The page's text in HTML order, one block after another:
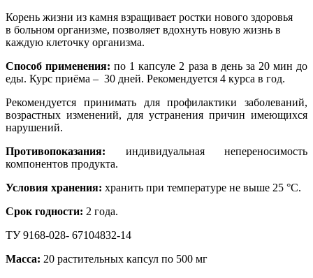
Корень жизни из камня взращивает ростки нового здоровья
в больном организме, позволяет вдохнуть новую жизнь в
каждую клеточку организма.
Способ применения: по 1 капсуле 2 раза в день за 20 мин до
еды. Курс приёма – 30 дней. Рекомендуется 4 курса в год.
Рекомендуется принимать для профилактики заболеваний,
возрастных изменений, для устранения причин имеющихся
нарушений.
Противопоказания: индивидуальная непереносимость
компонентов продукта.
Условия хранения: хранить при температуре не выше 25 °С.
Срок годности: 2 года.
ТУ 9168-028- 67104832-14
Масса: 20 растительных капсул по 500 мг